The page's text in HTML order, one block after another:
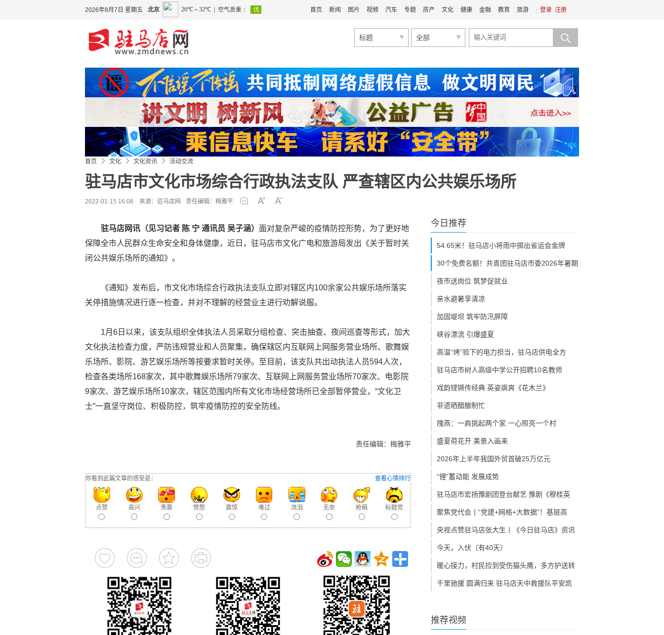
2026年8月7日 星期五 登录 注册
首页 新闻 图片 视频 汽车 专题 房产 文化 健康 金融 教育 旅游
标题 全部
首页 文化 文化资讯 活动交流
驻马店市文化市场综合行政执法支队 严查辖区内公共娱乐场所
2022-01-15 16:08 来源： 驻马店网 责任编辑：梅雅平
驻马店网讯（见习记者 陈 宁 通讯员 吴子涵） 面对复杂严峻的疫情防控形势，为了更好地
保障全市人民群众生命安全和身体健康，近日，驻马店市文化广电和旅游局发出《关于暂时关
闭公共娱乐场所的通知》。
《通知》发布后，市文化市场综合行政执法支队立即对辖区内100余家公共娱乐场所落实
关停措施情况进行逐一检查，并对不理解的经营业主进行劝解说服。
1月6日以来，该支队组织全体执法人员采取分组检查、突击抽查、夜间巡查等形式，加大
文化执法检查力度，严防违规营业和人员聚集，确保辖区内互联网上网服务营业场所、歌舞娱
乐场所、影院、游艺娱乐场所等按要求暂时关停。至目前，该支队共出动执法人员594人次，
检查各类场所168家次，其中歌舞娱乐场所79家次、互联网上网服务营业场所70家次、电影院
9家次、游艺娱乐场所10家次，辖区范围内所有文化市场经营场所已全部暂停营业，“文化卫
士”一直坚守岗位、积极防控，筑牢疫情防控的安全防线。
责任编辑：梅雅平
查看心情排行
你看到此篇文章的感受是：
点赞 高兴 羡慕 愤怒 震惊 难过 流泪 无奈 枪稿 标题党
今日推荐
54.65米！驻马店小将雨中掷出省运会金牌
30个免费名额！共青团驻马店市委2026年暑期
夜市送岗位 筑梦促就业
亲水避暑享清凉
加固堤坝 筑牢防汛屏障
峡谷漂流 引爆盛夏
高温“烤”验下的电力担当，驻马店供电全方
驻马店市树人高级中学公开招聘10名教师
戏韵铿锵传经典 英姿飒爽《花木兰》
非遗晒醋酿制忙
隗燕：一肩挑起两个家 一心照亮一个村
盛夏荷花开 美景入画来
2026年上半年我国外贸首破25万亿元
“锂”蓄动能 发展成势
驻马店市宏扬豫剧团登台献艺 豫剧《穆桂英
聚焦党代会丨“党建+网格+大数据”！基层高
央视点赞驻马店张大生丨《今日驻马店》资讯
今天，入伏（有40天）
暖心接力，村民捡到受伤猫头鹰，多方护送转
千里驰援 圆满归来 驻马店天中救援队平安凯
推荐视频